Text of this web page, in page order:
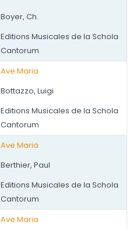
Boyer, Ch.
Editions Musicales de la Schola
Cantorum
Ave Maria
Bottazzo, Luigi
Editions Musicales de la Schola
Cantorum
Ave Maria
Berthier, Paul
Editions Musicales de la Schola
Cantorum
Ave Maria